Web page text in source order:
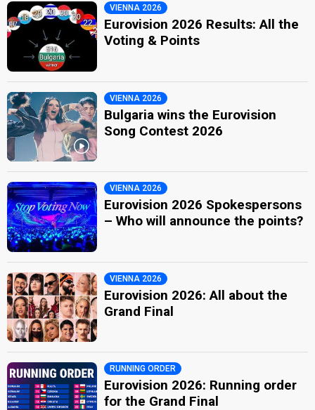
VIENNA 2026
Eurovision 2026 Results: All the
Voting & Points
VIENNA 2026
Bulgaria wins the Eurovision
Song Contest 2026
VIENNA 2026
Eurovision 2026 Spokespersons
– Who will announce the points?
VIENNA 2026
Eurovision 2026: All about the
Grand Final
RUNNING ORDER
Eurovision 2026: Running order
for the Grand Final